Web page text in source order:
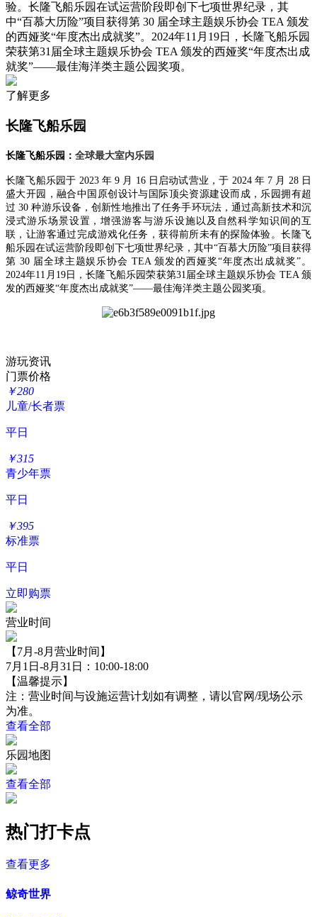
验。长隆飞船乐园在试运营阶段即创下七项世界纪录，其
中“百慕大历险”项目获得第 30 届全球主题娱乐协会 TEA 颁发
的西娅奖“年度杰出成就奖”。2024年11月19日，长隆飞船乐园
荣获第31届全球主题娱乐协会 TEA 颁发的西娅奖“年度杰出成
就奖”——最佳海洋类主题公园奖项。
了解更多
长隆飞船乐园
长隆飞船乐园： 全球最大室内乐园
长隆飞船乐园于 2023 年 9 月 16 日启动试营业，于 2024 年 7 月 28 日
盛大开园，融合中国原创设计与国际顶尖资源建设而成，乐园拥有超
过 30 种游乐设备，创新性地推出了任务手环玩法，通过高新技术和沉
浸式游乐场景设置，增强游客与游乐设施以及自然科学知识间的互
联，让游客通过完成游戏化任务，获得前所未有的探险体验。长隆飞
船乐园在试运营阶段即创下七项世界纪录，其中“百慕大历险”项目获得
第 30 届全球主题娱乐协会 TEA 颁发的西娅奖“年度杰出成就奖”。
2024年11月19日，长隆飞船乐园荣获第31届全球主题娱乐协会 TEA 颁
发的西娅奖“年度杰出成就奖”——最佳海洋类主题公园奖项。
游玩资讯
门票价格
￥280
儿童/长者票
平日
￥315
青少年票
平日
￥395
标准票
平日
立即购票
营业时间
【7月-8月营业时间】
7月1日-8月31日：10:00-18:00
【温馨提示】
注：营业时间与设施运营计划如有调整，请以官网/现场公示
为准。
查看全部
乐园地图
查看全部
热门打卡点
查看更多
鲸奇世界